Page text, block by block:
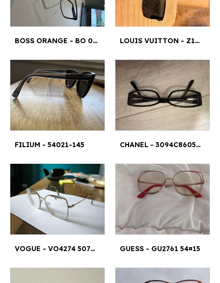
BOSS ORANGE - BO 0085 003 140 LOUIS VUITTON - Z1082W 3¤1
FILIUM - 54021-145 CHANEL - 3094C8605116135
VOGUE - VO4274 5078 53¤17 GUESS - GU2761 54¤15